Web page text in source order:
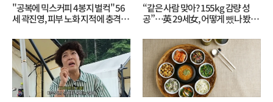
"공복에 믹스커피 4봉지 벌컥" 56
세 곽진영, 피부 노화 지적에 충격…
“같은 사람 맞아? 155kg 감량 성
공”…英 29세女, 어떻게 뺐나 봤더